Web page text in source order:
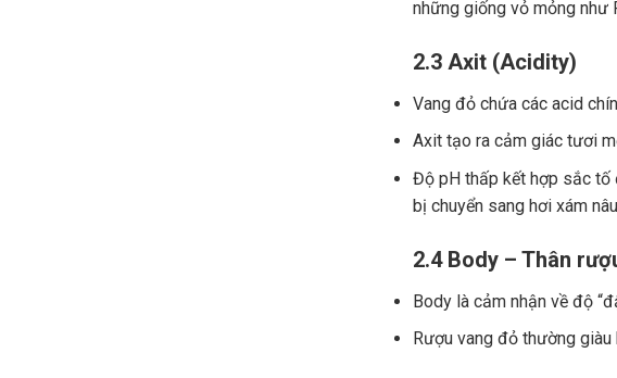
những giống vỏ mỏng như
2.3 Axit (Acidity)
Vang đỏ chứa các acid
Axit tạo ra cảm giác tươi
Độ pH thấp kết hợp sắc tố
bị chuyển sang hơi xám
2.4 Body – Thân
Body là cảm nhận về độ
Rượu vang đỏ thường